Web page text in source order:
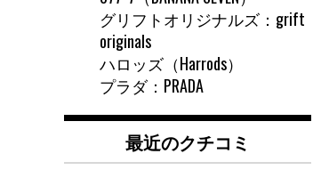
グリフトオリジナルズ：grift
originals
ハロッズ（Harrods）
プラダ：PRADA
最近のクチコミ